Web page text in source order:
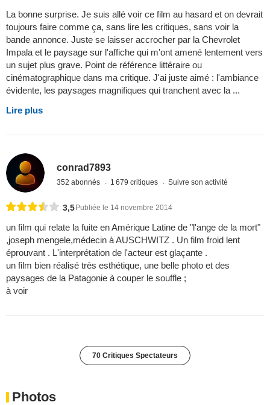
La bonne surprise. Je suis allé voir ce film au hasard et on devrait
toujours faire comme ça, sans lire les critiques, sans voir la
bande annonce. Juste se laisser accrocher par la Chevrolet
Impala et le paysage sur l'affiche qui m'ont amené lentement vers
un sujet plus grave. Point de référence littéraire ou
cinématographique dans ma critique. J'ai juste aimé : l'ambiance
évidente, les paysages magnifiques qui tranchent avec la ...
Lire plus
conrad7893
352 abonnés 1 679 critiques Suivre son activité
3,5Publiée le 14 novembre 2014
un film qui relate la fuite en Amérique Latine de "l'ange de la mort"
,joseph mengele,médecin à AUSCHWITZ . Un film froid lent
éprouvant . L'interprétation de l'acteur est glaçante .
un film bien réalisé très esthétique, une belle photo et des
paysages de la Patagonie à couper le souffle ;
à voir
70 Critiques Spectateurs
Photos